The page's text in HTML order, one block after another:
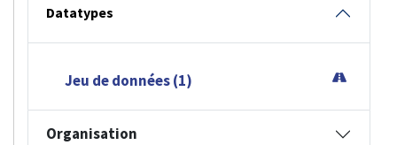
Datatypes
Jeu de données (1)
Organisation